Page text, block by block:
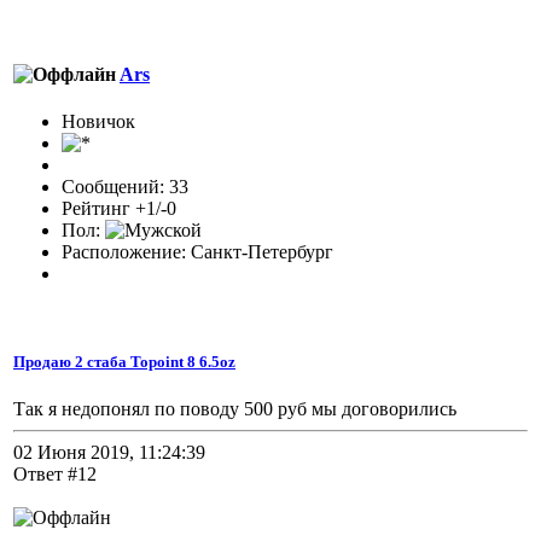
Ars
Новичок
Сообщений: 33
Рейтинг +1/-0
Пол:
Расположение: Санкт-Петербург
Продаю 2 стаба Topoint 8 6.5oz
Так я недопонял по поводу 500 руб мы договорились
02 Июня 2019, 11:24:39
Ответ #12